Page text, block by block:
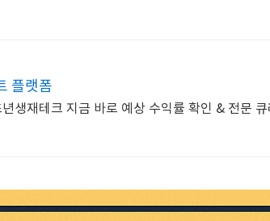
플랫폼
생재테크 지금 바로 예상 수익률 확인 & 전문